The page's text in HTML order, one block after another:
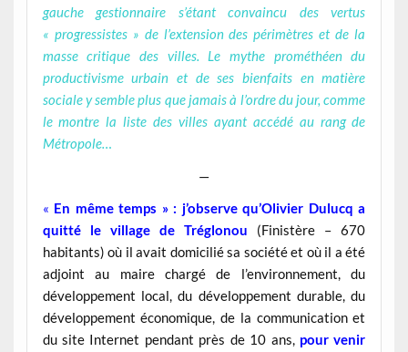
gauche gestionnaire s’étant convaincu des vertus
« progressistes » de l’extension des périmètres et de la
masse critique des villes. Le mythe prométhéen du
productivisme urbain et de ses bienfaits en matière
sociale y semble plus que jamais à l’ordre du jour, comme
le montre la liste des villes ayant accédé au rang de
Métropole…
—
« En même temps » : j’observe qu’Olivier Dulucq a
quitté le village de Tréglonou
(Finistère – 670
habitants) où il avait domicilié sa société et où il a été
adjoint au maire chargé de l’environnement, du
développement local, du développement durable, du
développement économique, de la communication et
du site Internet pendant près de 10 ans,pour venir